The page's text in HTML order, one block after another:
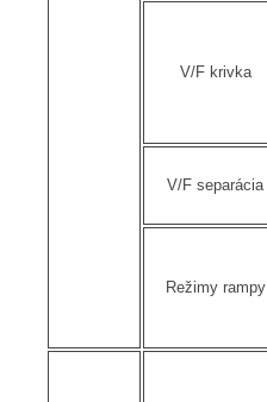
V/F krivka
V/F separácia
Režimy rampy